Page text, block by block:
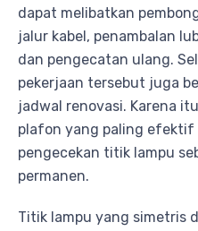
dapat melibatkan
jalur kabel, penambalan
dan pengecatan ulang.
pekerjaan tersebut juga
jadwal renovasi. Karena
plafon yang paling efektif
pengecekan titik lampu
permanen.
Titik lampu yang simetris